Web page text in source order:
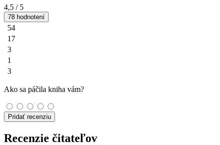
4,5 / 5
78 hodnotení
54
17
3
1
3
Ako sa páčila kniha vám?
Pridať recenziu
Recenzie čitateľov